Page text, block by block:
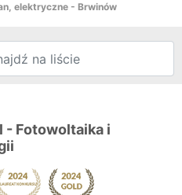
elektryczne - Brwinów
- Fotowoltaika i